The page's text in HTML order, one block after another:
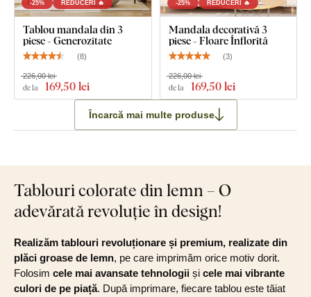
-25% REDUCERI 🔥
Tablou mandala din 3
piese - Generozitate
(8)
de la 169,50 lei
226,00 lei
-25% REDUCERI 🔥
Mandala decorativă 3
piese - Floare Înflorită
(3)
de la 169,50 lei
226,00 lei
Încarcă mai multe produse
Tablouri colorate din lemn – O
adevărată revoluție în design!
Realizăm tablouri revoluționare și premium, realizate din
plăci groase de lemn, pe care imprimăm orice motiv dorit.
Folosim cele mai avansate tehnologii și cele mai vibrante
culori de pe piață. După imprimare, fiecare tablou este tăiat